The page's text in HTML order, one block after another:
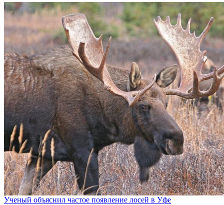
Ученый объяснил частое появление лосей в Уфе